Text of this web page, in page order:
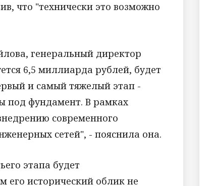
что "технически это возможно
генеральный директор
6,5 миллиарда рублей, будет
и самый тяжелый этап -
под фундамент. В рамках
современного
сетей", - пояснила она.
этапа будет
его исторический облик не